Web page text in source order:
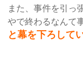
また、事件を引っ
やで終わるなんて
と幕を下ろして